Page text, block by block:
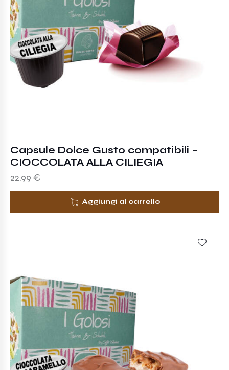
Capsule Dolce Gusto compatibili –
CIOCCOLATA ALLA CILIEGIA
22.99 €
Aggiungi al carrello